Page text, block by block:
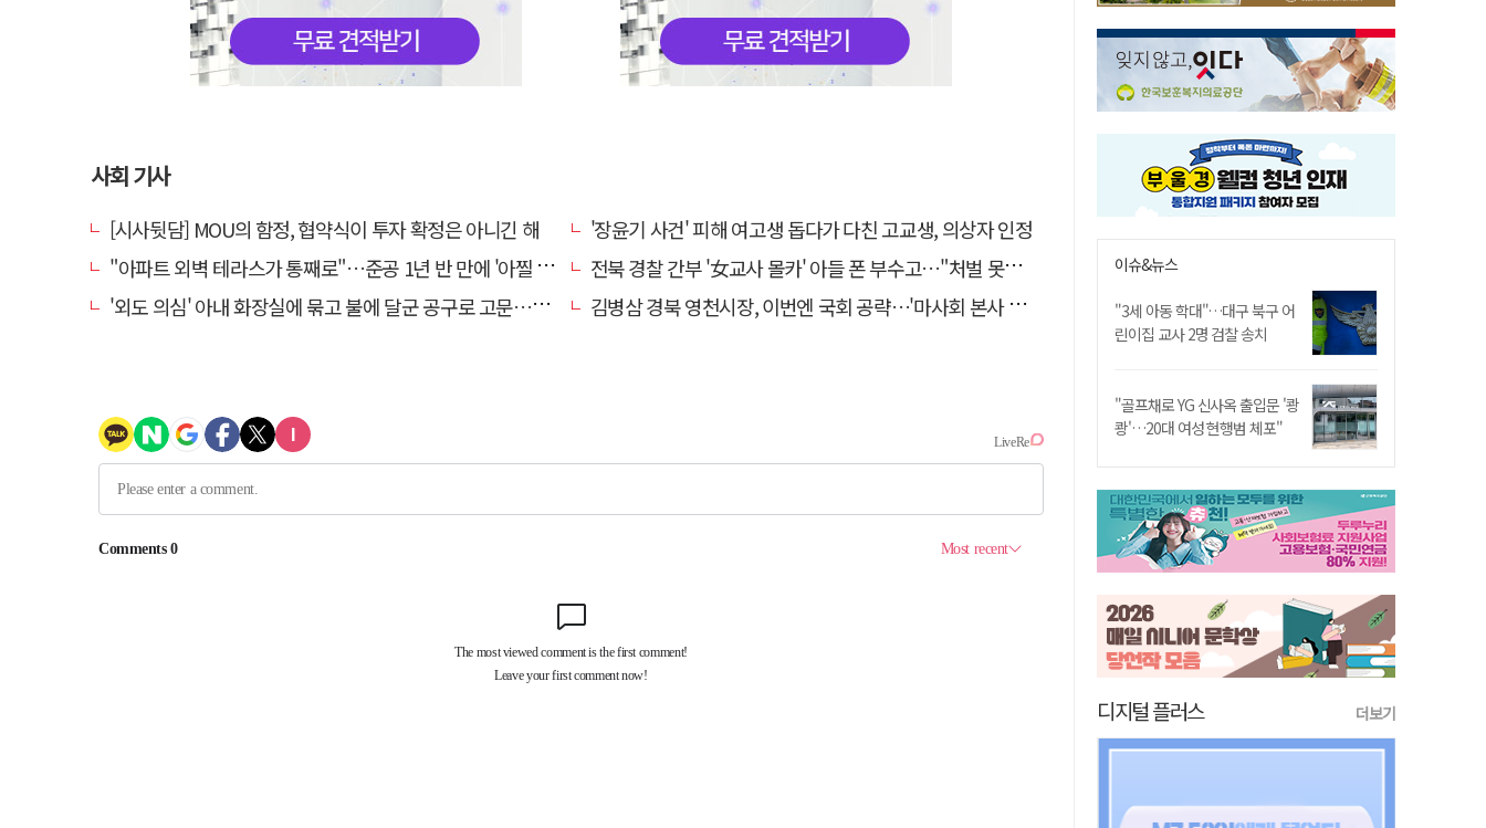
사회 기사
[시사뒷담] MOU의 함정, 협약식이 투자 확정은 아니긴 해
'장윤기 사건' 피해 여고생 돕다가 다친 고교생, 의상자 인정
"아파트 외벽 테라스가 통째로"…준공 1년 반 만에 '아찔 사고'
전북 경찰 간부 '女교사 몰카' 아들 폰 부수고…"처벌 못하는 사안" 내부망에 글
'외도 의심' 아내 화장실에 묶고 불에 달군 공구로 고문…남편 검거
김병삼 경북 영천시장, 이번엔 국회 공략…'마사회 본사 이전·광역교통망 확충' 요청
이슈&뉴스
"3세 아동 학대"…대구 북구 어
린이집 교사 2명 검찰 송치
"골프채로 YG 신사옥 출입문 '쾅
쾅'…20대 여성 현행범 체포"
디지털 플러스 더보기